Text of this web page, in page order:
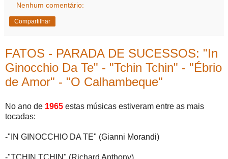
Nenhum comentário:
Compartilhar
FATOS - PARADA DE SUCESSOS: "In
Ginocchio Da Te" - "Tchin Tchin" - "Ébrio
de Amor" - "O Calhambeque"
No ano de 1965 estas músicas estiveram entre as mais
tocadas:
-"IN GINOCCHIO DA TE" (Gianni Morandi)
-"TCHIN TCHIN" (Richard Anthony)